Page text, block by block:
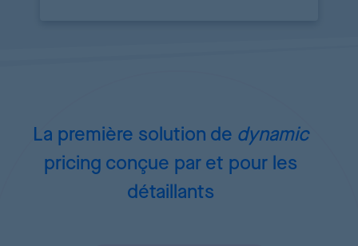
La première solution de dynamic
pricing conçue par et pour les
détaillants